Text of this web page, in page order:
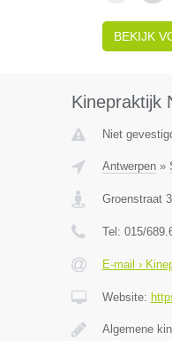
BEKIJK
Kinepraktijk
Niet
Antwerpen»
Groenstraat
Tel: 015/
E-mail ›
Website:
Algemene